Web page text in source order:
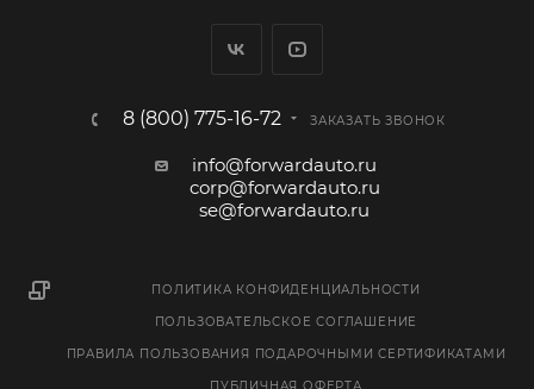
8 (800) 775-16-72 ЗАКАЗАТЬ ЗВОНОК
info@forwardauto.ru
corp@forwardauto.ru
se@forwardauto.ru
ПОЛИТИКА КОНФИДЕНЦИАЛЬНОСТИ
ПОЛЬЗОВАТЕЛЬСКОЕ СОГЛАШЕНИЕ
ПРАВИЛА ПОЛЬЗОВАНИЯ ПОДАРОЧНЫМИ СЕРТИФИКАТАМИ